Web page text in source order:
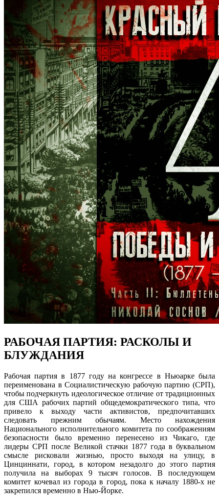
РАБОЧАЯ ПАРТИЯ: РАСКОЛЫ И
БЛУЖДАНИЯ
Рабочая партия в 1877 году на конгрессе в Ньюарке была
переименована в Социалистическую рабочую партию (СРП),
чтобы подчеркнуть идеологическое отличие от традиционных
для США рабочих партий общедемократического типа, что
привело к выходу части активистов, предпочитавших
следовать прежним обычаям. Место нахождения
Национального исполнительного комитета по соображениям
безопасности было временно перенесено из Чикаго, где
лидеры СРП после Великой стачки 1877 года в буквальном
смысле рисковали жизнью, просто выходя на улицу, в
Цинциннати, город, в котором незадолго до этого партия
получила на выборах 9 тысяч голосов. В последующем
комитет кочевал из города в город, пока к началу 1880-х не
закрепился временно в Нью-Йорке.